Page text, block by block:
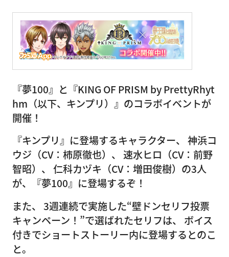
『夢100』と『KING OF PRISM by PrettyRhyt
hm（以下、キンプリ）』のコラボイベントが
開催！
『キンプリ』に登場するキャラクター、 神浜コ
ウジ（CV：柿原徹也）、 速水ヒロ（CV：前野
智昭）、 仁科カヅキ（CV：増田俊樹）の3人
が、『夢100』に登場するぞ！
また、 3週連続で実施した“壁ドンセリフ投票
キャンペーン！”で選ばれたセリフは、 ボイス
付きでショートストーリー内に登場するとのこ
と。